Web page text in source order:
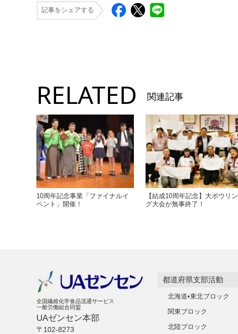
記事をシェアする
RELATED 関連記事
10周年記念事業「ファイナルイ
ベント」開催！
【結成10周年記念】大ボウリン
グ大会が無事終了！
全国繊維化学食品流通サービス
一般労働組合同盟
UAゼンセン本部
〒102-8273
都道府県支部活動
北海道•東北ブロック
関東ブロック
北陸ブロック